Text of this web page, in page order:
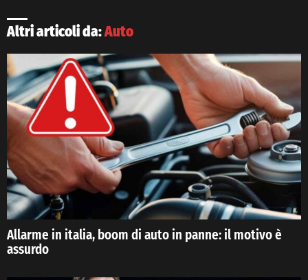
Altri articoli da:Auto
Allarme in italia, boom di auto in panne: il motivo è
assurdo